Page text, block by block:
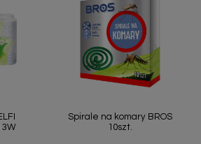
3W
Spirale na komary BROS
10szt.